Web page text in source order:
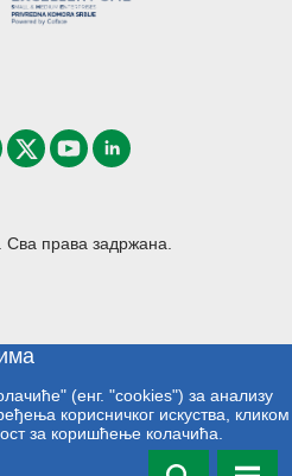
права задржана.
(енг. "cookies") за анализу
корисничког искуства, кликом
за коришћење колачића.